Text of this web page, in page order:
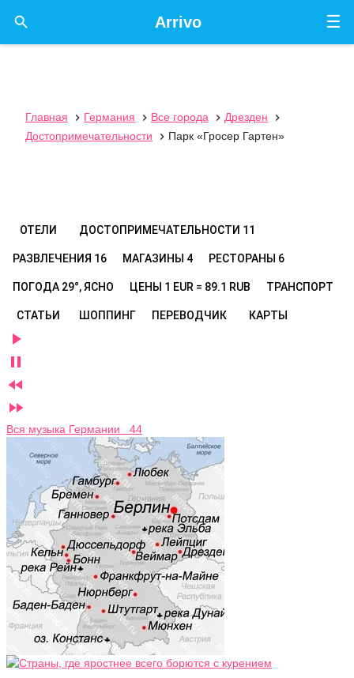
☰
Arrivo

Главная  Германия  Все города  Дрезден

Достопримечательности
 Парк «Гросер Гартен»
ОТЕЛИ ДОСТОПРИМЕЧАТЕЛЬНОСТИ 11
РАЗВЛЕЧЕНИЯ 16 МАГАЗИНЫ 4 РЕСТОРАНЫ 6
ПОГОДА 29°, ЯСНО ЦЕНЫ 1 EUR = 89.1 RUB ТРАНСПОРТ
СТАТЬИ ШОППИНГ ПЕРЕВОДЧИК КАРТЫ




Вся музыка Германии 44